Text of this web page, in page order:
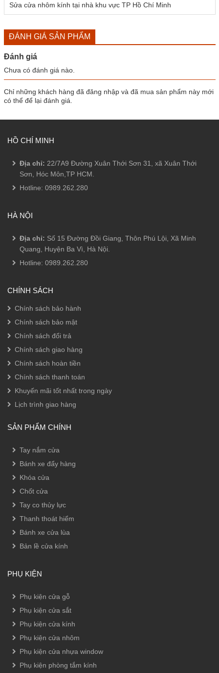
Sửa cửa nhôm kính tại nhà khu vực TP Hồ Chí Minh
ĐÁNH GIÁ SẢN PHẨM
Đánh giá
Chưa có đánh giá nào.
Chỉ những khách hàng đã đăng nhập và đã mua sản phẩm này mới
có thể để lại đánh giá.
HỒ CHÍ MINH
Địa chỉ: 22/7A9 Đường Xuân Thới Sơn 31, xã Xuân Thới
Sơn, Hóc Môn,TP HCM.
Hotline: 0989.262.280
HÀ NỘI
Địa chỉ: Số 15 Đường Đồi Giang, Thôn Phú Lội, Xã Minh
Quang, Huyện Ba Vì, Hà Nội.
Hotline: 0989.262.280
CHÍNH SÁCH
Chính sách bảo hành
Chính sách bảo mật
Chính sách đổi trả
Chính sách giao hàng
Chính sách hoàn tiền
Chính sách thanh toán
Khuyến mãi tốt nhất trong ngày
Lịch trình giao hàng
SẢN PHẨM CHÍNH
Tay nắm cửa
Bánh xe đẩy hàng
Khóa cửa
Chốt cửa
Tay co thủy lực
Thanh thoát hiểm
Bánh xe cửa lùa
Bản lề cửa kính
PHỤ KIỆN
Phụ kiện cửa gỗ
Phụ kiện cửa sắt
Phụ kiện cửa kính
Phụ kiện cửa nhôm
Phụ kiện cửa nhựa window
Phụ kiện phòng tắm kính